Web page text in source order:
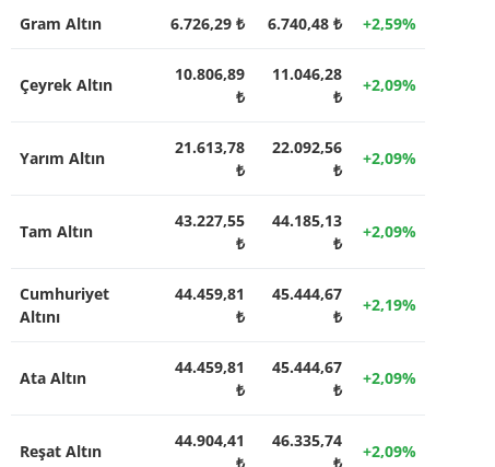
Gram Altın 6.726,29 ₺ 6.740,48 ₺ +2,59%
Çeyrek Altın
10.806,89
₺
11.046,28
₺
+2,09%
Yarım Altın
21.613,78
₺
22.092,56
₺
+2,09%
Tam Altın
43.227,55
₺
44.185,13
₺
+2,09%
Cumhuriyet
Altını
44.459,81
₺
45.444,67
₺
+2,19%
Ata Altın
44.459,81
₺
45.444,67
₺
+2,09%
Reşat Altın
44.904,41
46.335,74
+2,09%